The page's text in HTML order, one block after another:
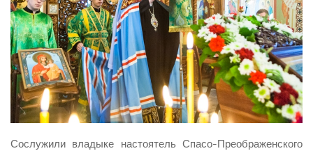
Сослужили владыке настоятель Спасо-Преображенского